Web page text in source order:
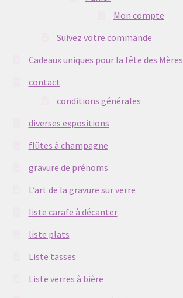
Mon compte
Suivez votre commande
Cadeaux uniques pour la fête des Mères
contact
conditions générales
diverses expositions
flûtes à champagne
gravure de prénoms
L’art de la gravure sur verre
liste carafe à décanter
liste plats
Liste tasses
Liste verres à bière